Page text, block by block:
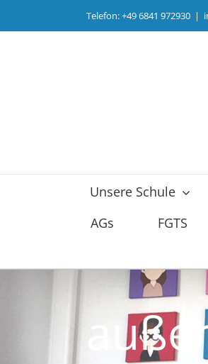
Telefon: +49 6841 972930 |
Unsere Schule
AGs
FGTS